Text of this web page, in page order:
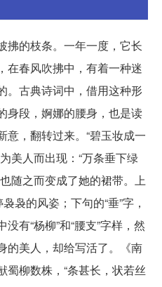
拂的枝条。一年一度，它长
在春风吹拂中，有着一种迷
。古典诗词中，借用这种形
身段，婀娜的腰身，也是读
，翻转过来。“碧玉妆成一
美人而出现：“万条垂下绿
随之而变成了她的裙带。上
袅的风姿；下句的“垂”字，
有“杨柳”和“腰支”字样，然
的美人，却给写活了。《南
蜀柳数株，“条甚长，状若丝